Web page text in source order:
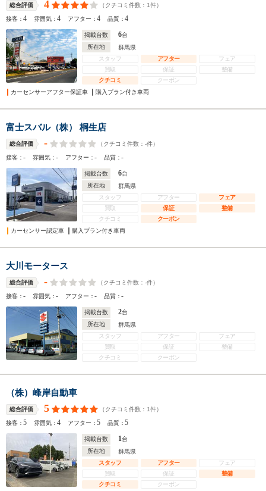
総合評価 4 （クチコミ件数： 1件）
接客：4 雰囲気：4 アフター：4 品質：4
掲載台数 6台
所在地
群馬県
スタッフ
アフター
フェア
買取
保証
整備
クチコミ
クーポン
カーセンサーアフター保証車
購入プラン付き車両
富士スバル（株） 桐生店
総合評価 - （クチコミ件数： -件）
接客：- 雰囲気：- アフター：- 品質：-
掲載台数 6台
所在地
群馬県
スタッフ
アフター
フェア
買取
保証
整備
クチコミ
クーポン
カーセンサー認定車
購入プラン付き車両
大川モータース
総合評価 - （クチコミ件数： -件）
接客：- 雰囲気：- アフター：- 品質：-
掲載台数 2台
所在地
群馬県
スタッフ
アフター
フェア
買取
保証
整備
クチコミ
クーポン
（株）峰岸自動車
総合評価 5 （クチコミ件数： 1件）
接客：5 雰囲気：4 アフター：5 品質：5
掲載台数 1台
所在地
群馬県
スタッフ
アフター
フェア
買取
保証
整備
クチコミ
クーポン